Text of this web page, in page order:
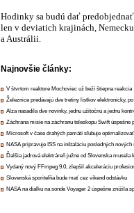
Hodinky sa budú dať
len v deviatich krajinách,
a Austrálii.
Najnovšie články:
V štvrtom reaktore Mochoviec už beží štiepna reakcia
Železnice predávajú dve tretiny lístkov elektronicky,
Alza nasadila dve novinky, jednu užitočnú a jednu
Záchrana misie na záchranu teleskopu Swift úspešne
Microsoft v čase drahých pamätí sľubuje
NASA pripravuje ISS na inštaláciu posledných nových
Ďalšia jadrová elektráreň južne od Slovenska musela
Vydaný nový FFmpeg 9.0, zlepšil akceleráciu
Slovenská sporiteľňa bude mať cez víkend odstávku
NASA na diaľku na sonde Voyager 2 úspešne znížila